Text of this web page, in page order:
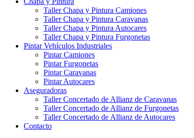
Taller Chapa y Pintura Camiones
Taller Chapa y Pintura Caravanas
Taller Chapa y Pintura Autocares
Taller Chapa y Pintura Furgonetas
Pintar Vehículos Industriales
Pintar Camiones
Pintar Furgonetas
Pintar Caravanas
Pintar Autocares
Aseguradoras
Taller Concertado de Allianz de Caravanas
Taller Concertado de Allianz de Furgonetas
Taller Concertado de Allianz de Autocares
Contacto